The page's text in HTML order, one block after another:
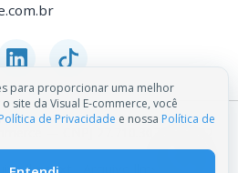
para proporcionar uma melhor
site da Visual E-commerce, você
Política de Privacidade e nossa Política de
— CNPJ 27.710.307/0001-32
llms.txt